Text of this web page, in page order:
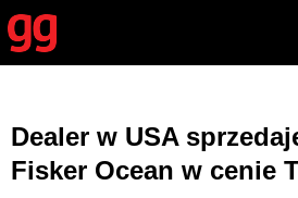
Dealer w USA
Fisker Ocean w cenie